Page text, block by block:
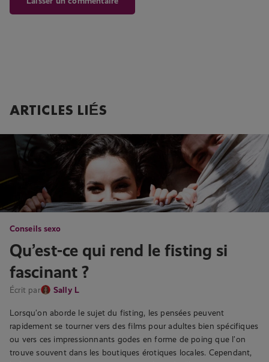
ARTICLES LIÉS
Conseils sexo
Qu’est-ce qui rend le fisting si
fascinant ?
Écrit par Sally L
Lorsqu’on aborde le sujet du fisting, les pensées peuvent
rapidement se tourner vers des films pour adultes bien spécifiques
ou vers ces impressionnants godes en forme de poing que l’on
trouve souvent dans les boutiques érotiques locales. Cependant,